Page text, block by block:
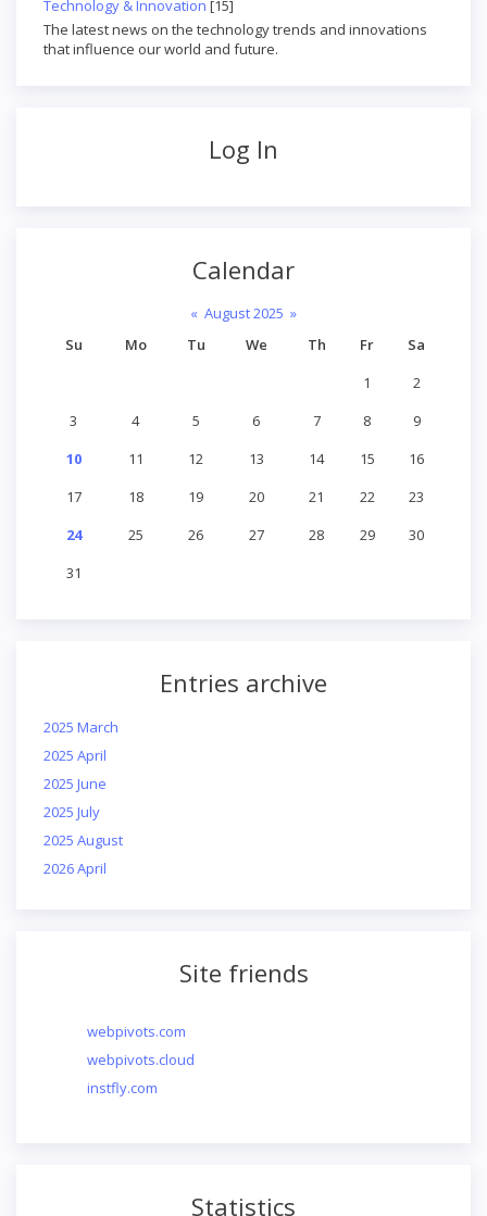
Technology & Innovation [15]
The latest news on the technology trends and innovations
that influence our world and future.
Log In
Calendar
« August 2025 »
Su
Mo Tu We Th Fr
Sa
1
2
3
4 5 6 7 8
9
10
11 12 13 14 15
16
17
18 19 20 21 22
23
24
25 26 27 28 29
30
31
Entries archive
2025 March
2025 April
2025 June
2025 July
2025 August
2026 April
Site friends
webpivots.com
webpivots.cloud
instfly.com
Statistics